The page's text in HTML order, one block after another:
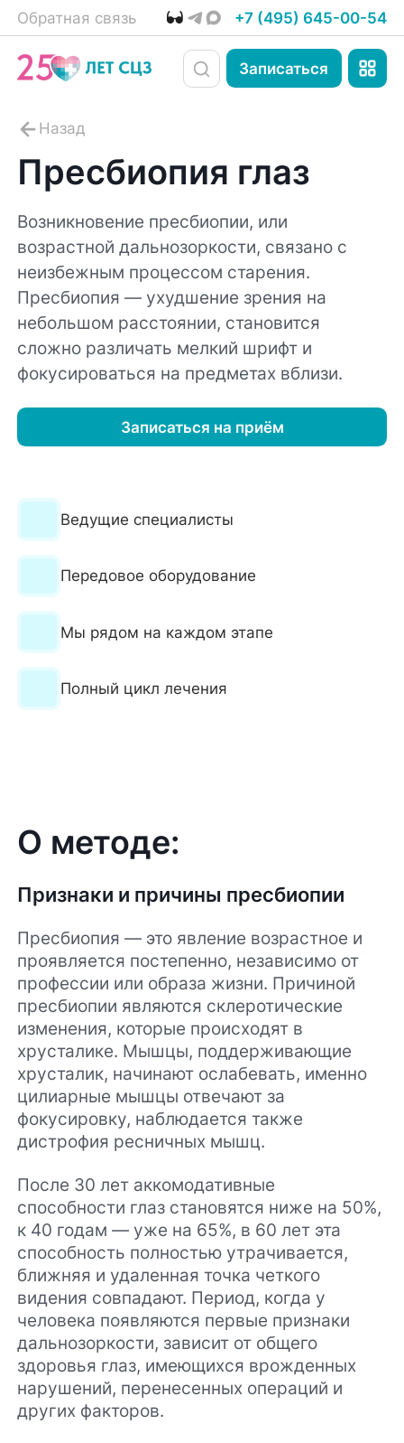
Обратная связь +7 (495) 645-00-54
Записаться
Пресбиопия глаз
Возникновение пресбиопии, или
возрастной дальнозоркости, связано с
неизбежным процессом старения.
Пресбиопия — ухудшение зрения на
небольшом расстоянии, становится
сложно различать мелкий шрифт и
фокусироваться на предметах вблизи.
Записаться на приём
Ведущие специалисты
Передовое оборудование
Мы рядом на каждом этапе
Полный цикл лечения
О методе:
Признаки и причины пресбиопии
Пресбиопия — это явление возрастное и
проявляется постепенно, независимо от
профессии или образа жизни. Причиной
пресбиопии являются склеротические
изменения, которые происходят в
хрусталике. Мышцы, поддерживающие
хрусталик, начинают ослабевать, именно
цилиарные мышцы отвечают за
фокусировку, наблюдается также
дистрофия ресничных мышц.
После 30 лет аккомодативные
способности глаз становятся ниже на 50%,
к 40 годам — уже на 65%, в 60 лет эта
способность полностью утрачивается,
ближняя и удаленная точка четкого
видения совпадают. Период, когда у
человека появляются первые признаки
дальнозоркости, зависит от общего
здоровья глаз, имеющихся врожденных
нарушений, перенесенных операций и
других факторов.